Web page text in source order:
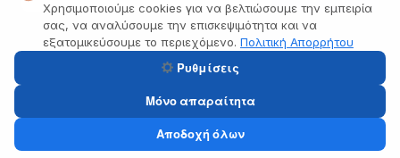
Δεν κάνουμε spam. Διαγραφή οποιαδήποτε στιγμή.
© 2026 Tech A Break — Built with WooCommerce.
Χρησιμοποιούμε cookies για να βελτιώσουμε την εμπειρία
σας, να αναλύσουμε την επισκεψιμότητα και να
εξατομικεύσουμε το περιεχόμενο. Πολιτική Απορρήτου
Ρυθμίσεις
Μόνο απαραίτητα
Αποδοχή όλων